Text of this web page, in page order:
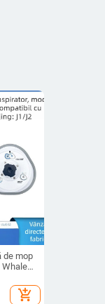
de mop
Whale
add_shopping_cart